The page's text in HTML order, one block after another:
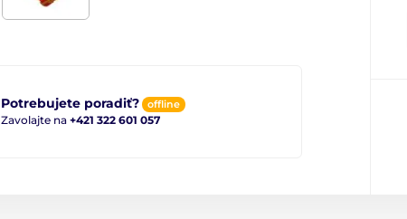
Potrebujete poradiť? offline
Zavolajte na +421 322 601 057